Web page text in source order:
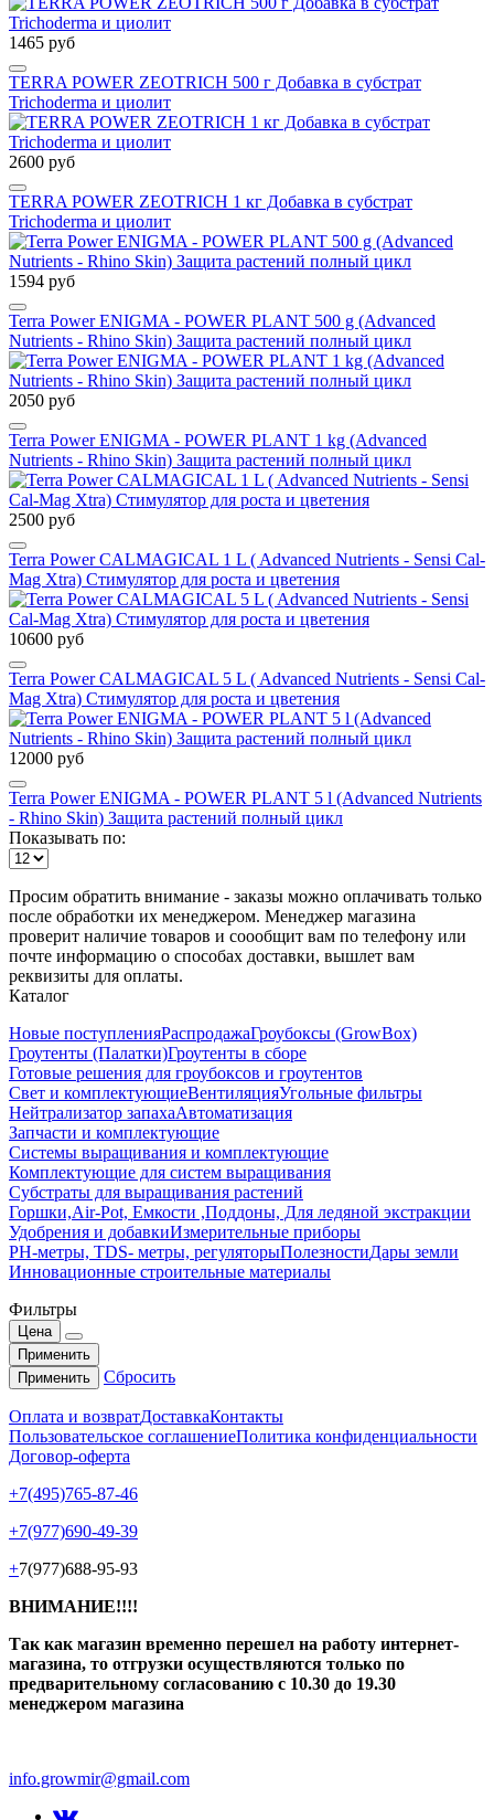
1465 руб
TERRA POWER ZEOTRICH 500 г Добавка в субстрат
Trichoderma и циолит
2600 руб
TERRA POWER ZEOTRICH 1 кг Добавка в субстрат
Trichoderma и циолит
1594 руб
Terra Power ENIGMA - POWER PLANT 500 g (Advanced
Nutrients - Rhino Skin) Защита растений полный цикл
2050 руб
Terra Power ENIGMA - POWER PLANT 1 kg (Advanced
Nutrients - Rhino Skin) Защита растений полный цикл
2500 руб
Terra Power CALMAGICAL 1 L ( Advanced Nutrients - Sensi Cal-
Mag Xtra) Стимулятор для роста и цветения
10600 руб
Terra Power CALMAGICAL 5 L ( Advanced Nutrients - Sensi Cal-
Mag Xtra) Стимулятор для роста и цветения
12000 руб
Terra Power ENIGMA - POWER PLANT 5 l (Advanced Nutrients
- Rhino Skin) Защита растений полный цикл
Показывать по:
Просим обратить внимание - заказы можно оплачивать только
после обработки их менеджером. Менеджер магазина
проверит наличие товаров и соообщит вам по телефону или
почте информацию о способах доставки, вышлет вам
реквизиты для оплаты.
Каталог
Новые поступленияРаспродажаГроубоксы (GrowBox)
Гроутенты (Палатки)Гроутенты в сборе
Готовые решения для гроубоксов и гроутентов
Свет и комплектующиеВентиляцияУгольные фильтры
Нейтрализатор запахаАвтоматизация
Запчасти и комплектующие
Системы выращивания и комплектующие
Комплектующие для систем выращивания
Субстраты для выращивания растений
Горшки,Air-Pot, Емкости ,Поддоны, Для ледяной экстракции
Удобрения и добавкиИзмерительные приборы
РН-метры, TDS- метры, регуляторыПолезностиДары земли
Инновационные строительные материалы
Фильтры
Цена
Применить
Применить
Сбросить
Оплата и возвратДоставкаКонтакты
Пользовательское соглашениеПолитика конфиденциальности
Договор-оферта
+7(495)765-87-46
+7(977)690-49-39
+7(977)688-95-93
ВНИМАНИЕ!!!!
Так как магазин временно перешел на работу интернет-
магазина, то отгрузки осуществляются только по
предварительному согласованию с 10.30 до 19.30
менеджером магазина
info.growmir@gmail.com